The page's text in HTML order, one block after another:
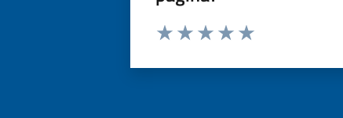
Valuta da 1 a 5 stelle la pagina